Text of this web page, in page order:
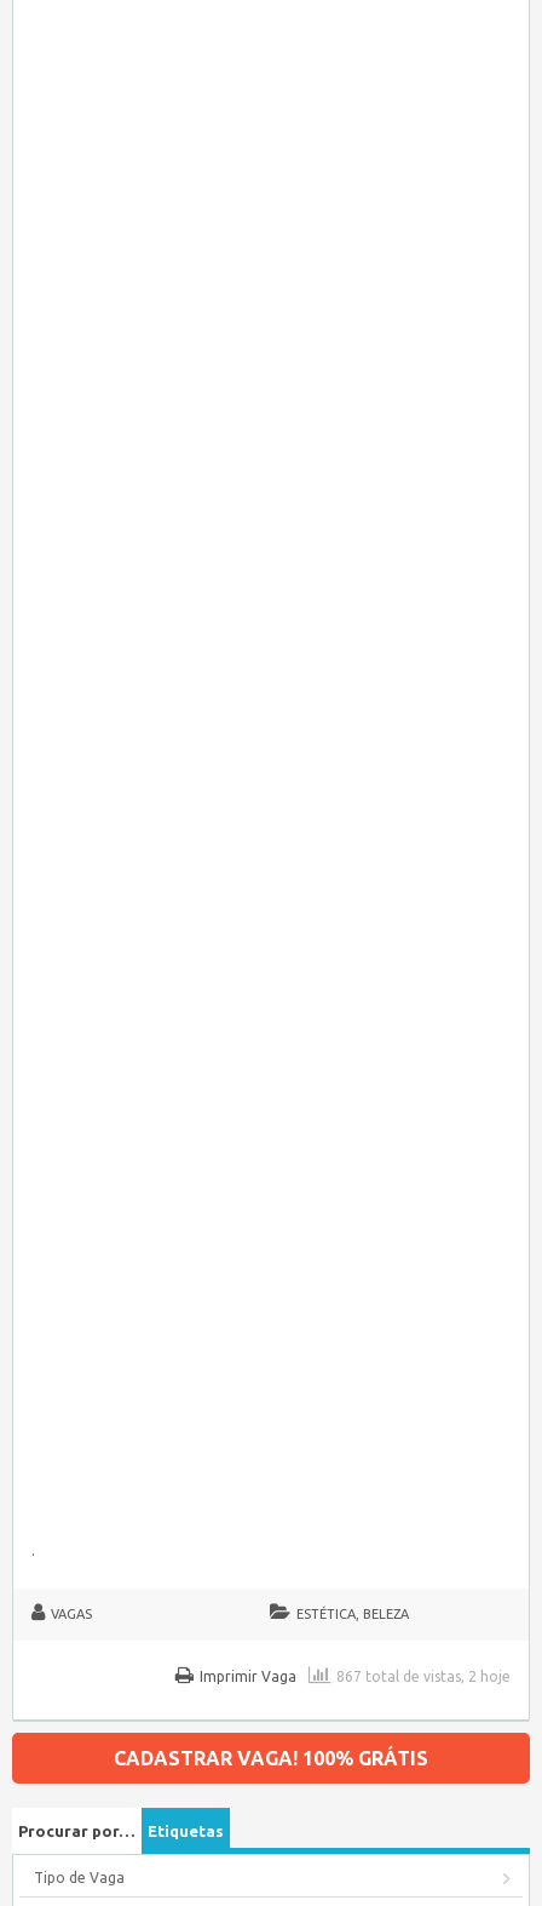
.
VAGAS ESTÉTICA, BELEZA
867 total de vistas, 2 hoje
Imprimir Vaga
CADASTRAR VAGA! 100% GRÁTIS
Procurar por… Etiquetas
Tipo de Vaga